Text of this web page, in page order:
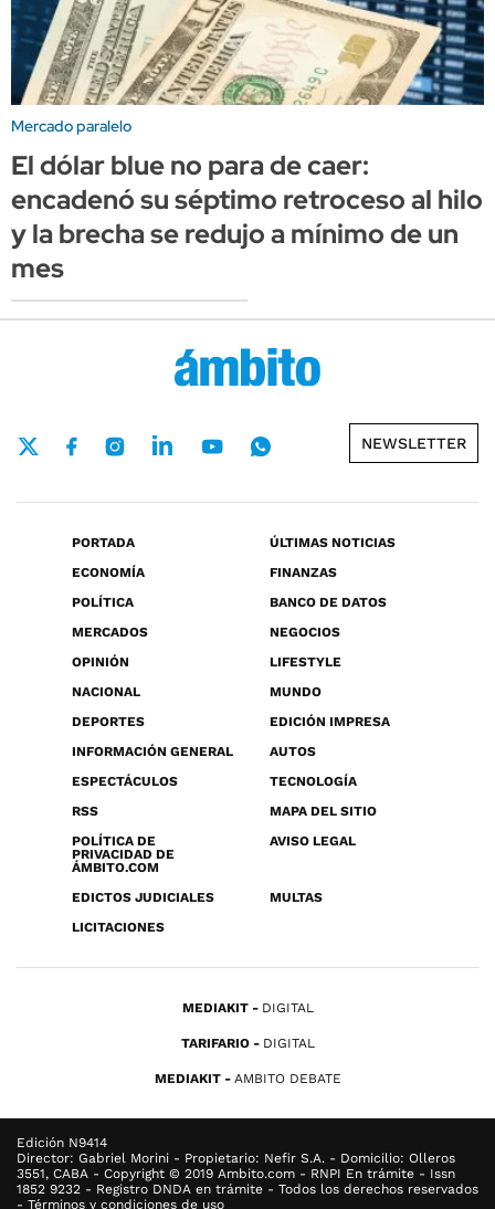
Mercado paralelo
El dólar blue no para de caer:
encadenó su séptimo retroceso al hilo
y la brecha se redujo a mínimo de un
mes
NEWSLETTER
PORTADA
ÚLTIMAS NOTICIAS
ECONOMÍA
FINANZAS
POLÍTICA
BANCO DE DATOS
MERCADOS
NEGOCIOS
OPINIÓN
LIFESTYLE
NACIONAL
MUNDO
DEPORTES
EDICIÓN IMPRESA
INFORMACIÓN GENERAL
AUTOS
ESPECTÁCULOS
TECNOLOGÍA
RSS
MAPA DEL SITIO
POLÍTICA DE
PRIVACIDAD DE
ÁMBITO.COM
AVISO LEGAL
EDICTOS JUDICIALES
MULTAS
LICITACIONES
MEDIAKIT DIGITAL
TARIFARIO DIGITAL
MEDIAKIT AMBITO DEBATE
Edición N9414
Director: Gabriel Morini - Propietario: Nefir S.A. - Domicilio: Olleros
3551, CABA - Copyright © 2019 Ambito.com - RNPI En trámite - Issn
1852 9232 - Registro DNDA en trámite - Todos los derechos reservados
- Términos y condiciones de uso